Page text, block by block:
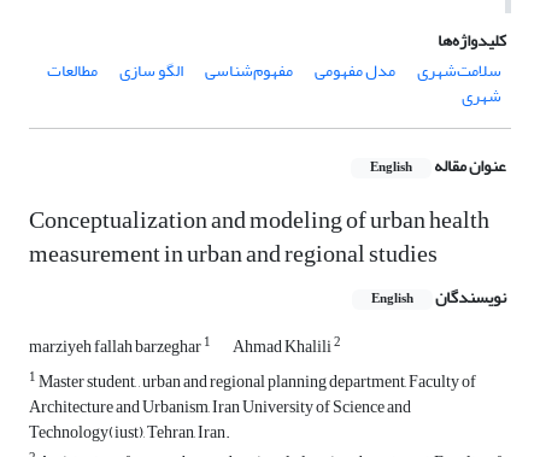
کلیدواژه‌ها
سلامت‌شهری
مدل مفهومی مفهوم‌شناسی الگو سازی مطالعات
شهری
عنوان مقاله English
Conceptualization and modeling of urban health
measurement in urban and regional studies
نویسندگان English
marziyeh fallah barzeghar1 Ahmad Khalili2
1Master student, , urban and regional planning department, Faculty of
Architecture and Urbanism, Iran University of Science and
Technology(iust), Tehran, Iran.